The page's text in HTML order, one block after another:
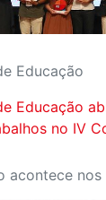
Educação
Educação
no IV